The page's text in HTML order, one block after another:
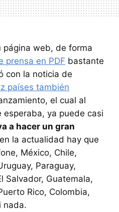
página web, de forma
prensa en PDF bastante
con la noticia de
países también
el cual al
esperaba, ya puede casi
a hacer un gran
la actualidad hay que
México, Chile,
Paraguay,
Salvador, Guatemala,
Rico, Colombia,
nada.